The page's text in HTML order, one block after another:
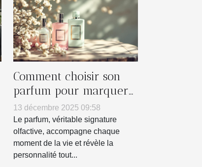
Comment choisir son
parfum pour marquer
chaque saison ?
13 décembre 2025 09:58
Le parfum, véritable signature
olfactive, accompagne chaque
moment de la vie et révèle la
personnalité tout...